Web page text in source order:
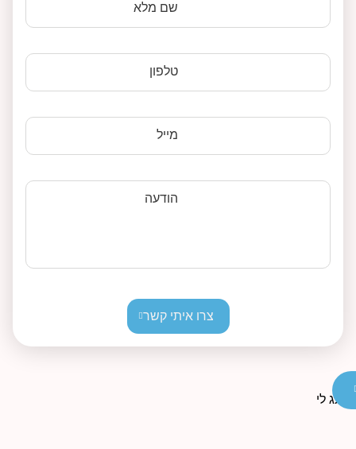
שם מלא
טלפון
מייל
הודעה
צרו איתי קשר